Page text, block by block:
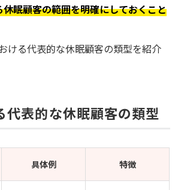
眠顧客の範囲を明確にしておくこと
ける代表的な休眠顧客の類型を紹介
表的な休眠顧客の類型
具体例 特徴